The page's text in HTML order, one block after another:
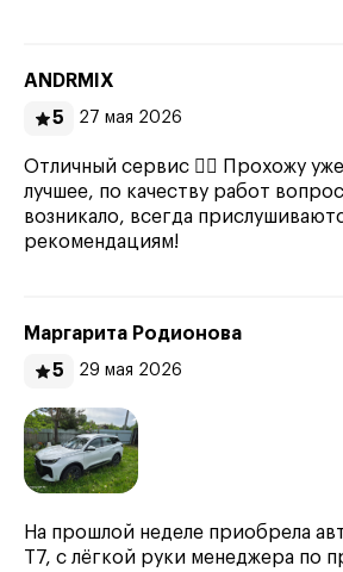
ANDRMIX
5
27 мая 2026
Отличный сервис 👍🏻 Прохожу
лучшее, по качеству работ
возникало, всегда
рекомендациям!
Маргарита Родионова
5
29 мая 2026
На прошлой неделе приобрела
T7, с лёгкой руки менеджера по